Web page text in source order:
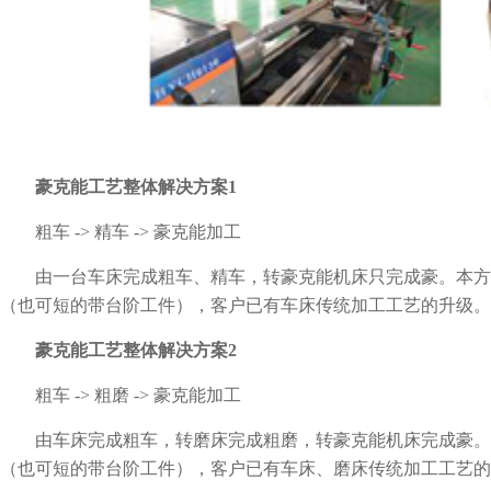
豪克能工艺整体解决方案1
粗车 -> 精车 -> 豪克能加工
由一台车床完成粗车、精车，转豪克能机床只完成豪。本
（也可短的带台阶工件），客户已有车床传统加工工艺的升级。
豪克能工艺整体解决方案2
粗车 -> 粗磨 -> 豪克能加工
由车床完成粗车，转磨床完成粗磨，转豪克能机床完成豪
（也可短的带台阶工件），客户已有车床、磨床传统加工工艺